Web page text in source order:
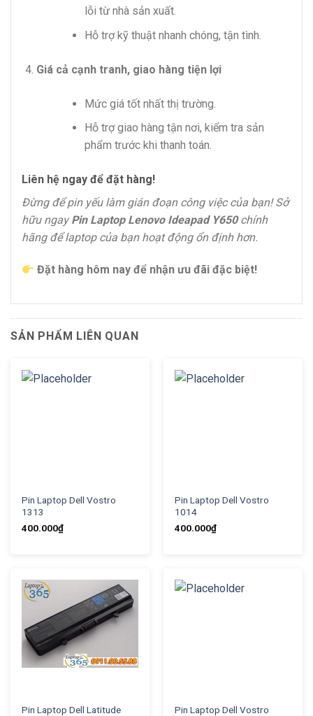
lỗi từ nhà sản xuất.
Hỗ trợ kỹ thuật nhanh chóng, tận tình.
Giá cả cạnh tranh, giao hàng tiện lợi
Mức giá tốt nhất thị trường.
Hỗ trợ giao hàng tận nơi, kiểm tra sản
phẩm trước khi thanh toán.
Liên hệ ngay để đặt hàng!
Đừng để pin yếu làm gián đoạn công việc của bạn! Sở
hữu ngay Pin Laptop Lenovo Ideapad Y650chính
hãng để laptop của bạn hoạt động ổn định hơn.
Đặt hàng hôm nay để nhận ưu đãi đặc biệt!
SẢN PHẨM LIÊN QUAN
Pin Laptop Dell Vostro
1313
400.000₫
Pin Laptop Dell Vostro
1014
400.000₫
Pin Laptop Dell Latitude
Pin Laptop Dell Vostro